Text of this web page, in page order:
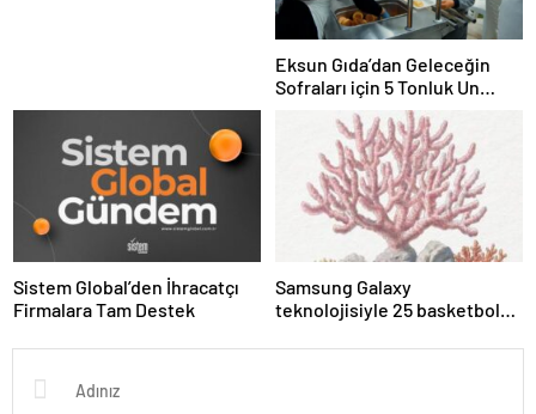
Eksun Gıda’dan Geleceğin
Sofraları için 5 Tonluk Un
Sistem Global’den İhracatçı
Firmalara Tam Destek
Samsung Galaxy
teknolojisiyle 25 basketbol
mercan resifi habitatı restore